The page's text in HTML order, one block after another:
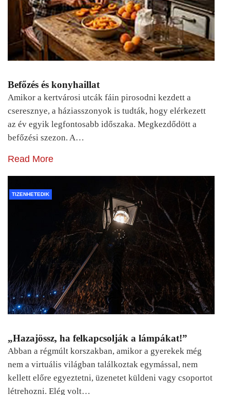
Befőzés és konyhaillat
Amikor a kertvárosi utcák fáin pirosodni kezdett a
cseresznye, a háziasszonyok is tudták, hogy elérkezett
az év egyik legfontosabb időszaka. Megkezdődött a
befőzési szezon. A…
Read More
TIZENHETEDIK
„Hazajössz, ha felkapcsolják a lámpákat!”
Abban a régmúlt korszakban, amikor a gyerekek még
nem a virtuális világban találkoztak egymással, nem
kellett előre egyeztetni, üzenetet küldeni vagy csoportot
létrehozni. Elég volt…